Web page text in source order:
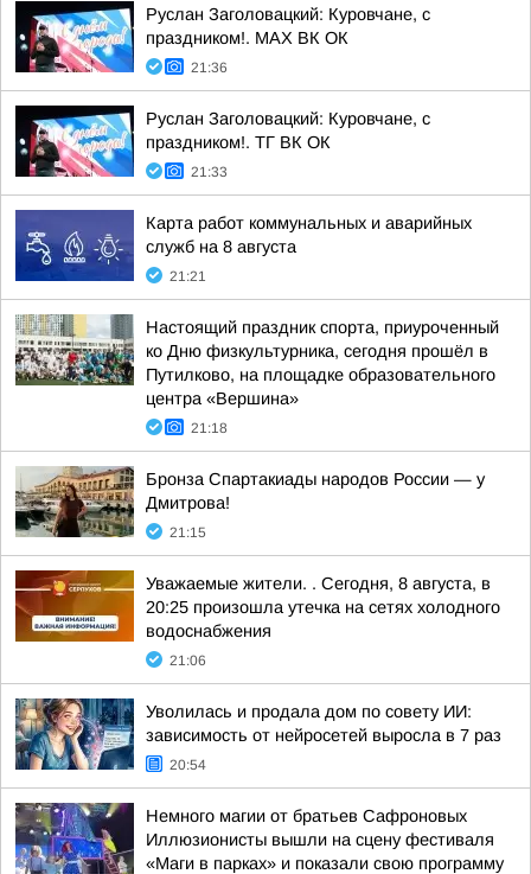
Руслан Заголовацкий: Куровчане, с
праздником!. MAX ВК ОК
21:36
Руслан Заголовацкий: Куровчане, с
праздником!. ТГ ВК ОК
21:33
Карта работ коммунальных и аварийных
служб на 8 августа
21:21
Настоящий праздник спорта, приуроченный
ко Дню физкультурника, сегодня прошёл в
Путилково, на площадке образовательного
центра «Вершина»
21:18
Бронза Спартакиады народов России — у
Дмитрова!
21:15
Уважаемые жители. . Сегодня, 8 августа, в
20:25 произошла утечка на сетях холодного
водоснабжения
21:06
Уволилась и продала дом по совету ИИ:
зависимость от нейросетей выросла в 7 раз
20:54
Немного магии от братьев Сафроновых
Иллюзионисты вышли на сцену фестиваля
«Маги в парках» и показали свою программу